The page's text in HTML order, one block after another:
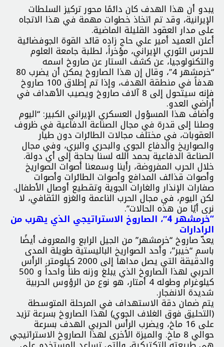
يبدو أن هذا الهدف كان دائمًا محور تركيز السلطات
الإيرانية، وقد تم اتخاذ خطوات مهمة في هذا الاتجاه
على مدار العقود القليلة الماضية.
أعلن العميد أمير علي حاج زاده قائد القوة الجوفضائية
للحرس الثوري الإيراني، مؤخراً، لطلبة جامعة العلوم
والتكنولوجيا، عن كشف الستار عن صاروخ اسمه
“خرمشهر 4″، وقال إن هذا الصاروخ يمكن أن يضرب 80
هدفاً في منطقة الهدف، وإذا تم إطلاق 100 صاروخ
فإنه سيتحول إلى 8 آلاف صاروخ ويصيب الأهداف في
أراضي العدو.
وأضاف هذا المسؤول العسكري الإيراني الكبير: “اليوم
وصلنا إلى قدرة في مجال الصناعة الدفاعية في ظروف
العقوبات، في مختلف مجالات الطائرات دون طيار
والصواريخ والدفاع الجوي والبحري والبري، وفي مجال
الصناعة الدفاعية بحمد الله لسنا بحاجة إلى أي دولة.
خلال الحرب المفروضة، رأينا وسمعنا أصوات الصواريخ
وأصوات قذائف المدافع وأصوات الطائرات وأصوات
صفارات الإنذار والغارات الجوية وتقطيع أوصال الأطفال.
لكن اليوم، في مجال الحرب الناعمة والغزو الثقافي، لا
نرى أيًا من هذه الحالات”.
“خرمشهر 4″، الصاروخ الاستراتيجي الذي يهرب من
الرادارات
يعدّ صاروخ “خرمشهر” من الجيل الرابع والمعروف أيضًا
باسم “خيبر”، وأحد الصواريخ الباليستية طويلة المدى
والدقيقة التي يصل مداها إلى 2000 كيلومتر. الرأس
الحربي لهذا الصاروخ الذي يبلغ وزنه طناً واحداً و 500
كيلوغرام وطوله 4 أمتار، هو نوع من الرؤوس الحربية
شديدة الانفجار.
يتم ضمان دقة الاستهداف في المرحلة المتوسطة
(التحليق فوق الغلاف الجوي) لهذا الصاروخ بسرعة تزيد
على 16 ماخ، ويضرب الرأس الحربي الهدف بسرعة
حوالي 8 ماخ. والميزة الأخرى لهذا الصاروخ الاستراتيجي